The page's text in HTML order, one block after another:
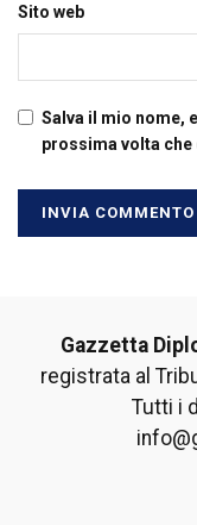
Sito web
Salva il mio nome,
prossima volta
Gazzetta
registrata al
Tutti i